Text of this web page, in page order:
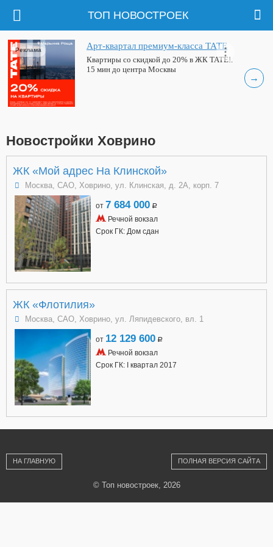
ТОП НОВОСТРОЕК
→
Арт-квартал премиум-класса ТАТЕ
Квартиры со скидкой до 20% в ЖК ТАТЕ!.
15 мин до центра Москвы
Реклама
Новостройки Ховрино
ЖК «Мой адрес На Клинской»
Москва, САО, Ховрино, ул. Клинская, д. 2А, корп. 7
от 7 684 000 a
Речной вокзал
Срок ГК: Дом сдан
ЖК «Флотилия»
Москва, САО, Ховрино, ул. Ляпидевского, вл. 1
от 12 129 600 a
Речной вокзал
Срок ГК: I квартал 2017
НА ГЛАВНУЮ ПОЛНАЯ ВЕРСИЯ САЙТА
© Топ новостроек, 2026